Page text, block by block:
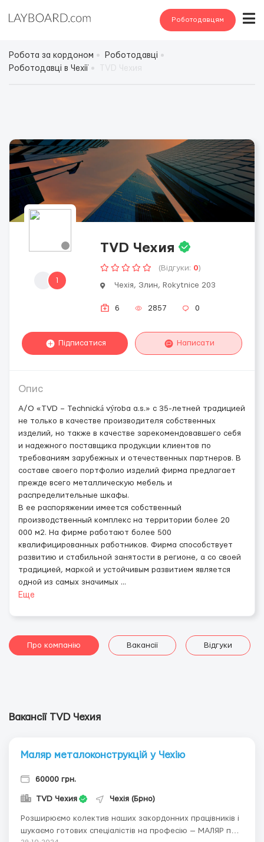
Роботодавцям
Робота за кордоном
Роботодавці
Роботодавці в Чехії
1
TVD Чехия
(Відгуки: 0)
Чехія, Злин, Rokytnice 203
6 2857 0
Підписатися Написати
Опис
А/О «TVD – Technická výrobа a.s.» с 35-летней традицией
не только в качестве производителя собственных
изделий, но также в качестве зарекомендовавшего себя
и надежного поставщика продукции клиентов по
требованиям зарубежных и отечественных партнеров. В
составе своего портфолио изделий фирма предлагает
прежде всего металлическую мебель и
распределительные шкафы.
В ее распоряжении имеется собственный
производственный комплекс на территории более 20
000 м2. На фирме работают более 500
квалифицированных работников. Фирма способствует
развитию и стабильной занятости в регионе, а со своей
традицией, маркой и устойчивым развитием является
одной из самых значимых ...
Еще
Про компанію Вакансії Відгуки
Вакансії TVD Чехия
Маляр металоконструкцій у Чехію
60000 грн.
TVD Чехия Чехія (Брно)
Розширюємо колектив наших закордонних працівників і
шукаємо готових спеціалістів на професію — МАЛЯР по